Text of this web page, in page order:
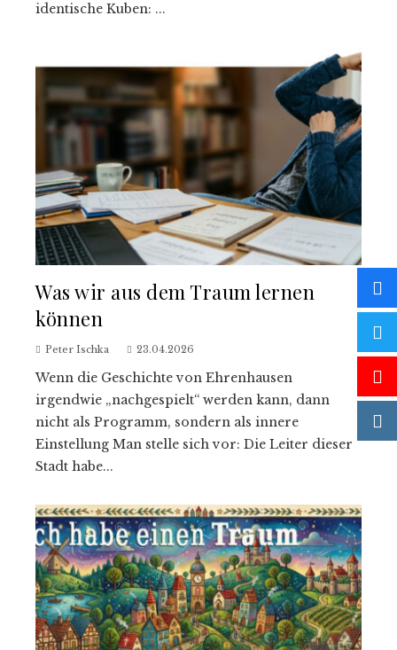
identische Kuben: ...
Was wir aus dem Traum lernen
können
Peter Ischka 23.04.2026
Wenn die Geschichte von Ehrenhausen
irgendwie „nachgespielt“ werden kann, dann
nicht als Programm, sondern als innere
Einstellung Man stelle sich vor: Die Leiter dieser
Stadt habe...